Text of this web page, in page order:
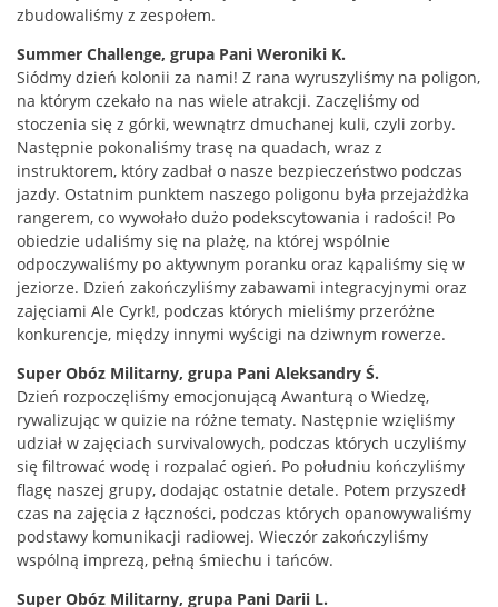
zbudowaliśmy z zespołem.
Summer Challenge, grupa Pani Weroniki K.
Siódmy dzień kolonii za nami! Z rana wyruszyliśmy na poligon,
na którym czekało na nas wiele atrakcji. Zaczęliśmy od
stoczenia się z górki, wewnątrz dmuchanej kuli, czyli zorby.
Następnie pokonaliśmy trasę na quadach, wraz z
instruktorem, który zadbał o nasze bezpieczeństwo podczas
jazdy. Ostatnim punktem naszego poligonu była przejażdżka
rangerem, co wywołało dużo podekscytowania i radości! Po
obiedzie udaliśmy się na plażę, na której wspólnie
odpoczywaliśmy po aktywnym poranku oraz kąpaliśmy się w
jeziorze. Dzień zakończyliśmy zabawami integracyjnymi oraz
zajęciami Ale Cyrk!, podczas których mieliśmy przeróżne
konkurencje, między innymi wyścigi na dziwnym rowerze.
Super Obóz Militarny, grupa Pani Aleksandry Ś.
Dzień rozpoczęliśmy emocjonującą Awanturą o Wiedzę,
rywalizując w quizie na różne tematy. Następnie wzięliśmy
udział w zajęciach survivalowych, podczas których uczyliśmy
się filtrować wodę i rozpalać ogień. Po południu kończyliśmy
flagę naszej grupy, dodając ostatnie detale. Potem przyszedł
czas na zajęcia z łączności, podczas których opanowywaliśmy
podstawy komunikacji radiowej. Wieczór zakończyliśmy
wspólną imprezą, pełną śmiechu i tańców.
Super Obóz Militarny, grupa Pani Darii L.